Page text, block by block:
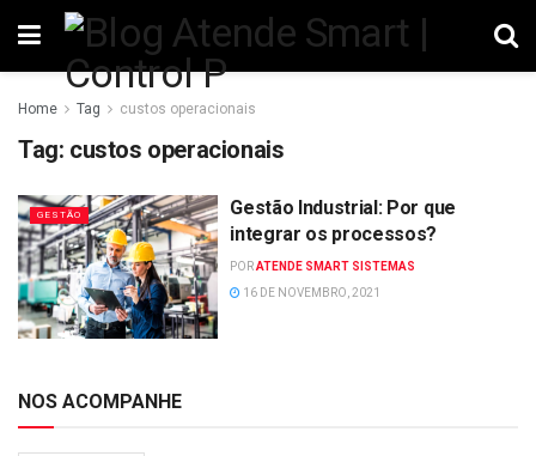
Home Tag custos operacionais
Tag: custos operacionais
GESTÃO
Gestão Industrial: Por que
integrar os processos?
PORATENDE SMART SISTEMAS
16 DE NOVEMBRO, 2021
NOS ACOMPANHE